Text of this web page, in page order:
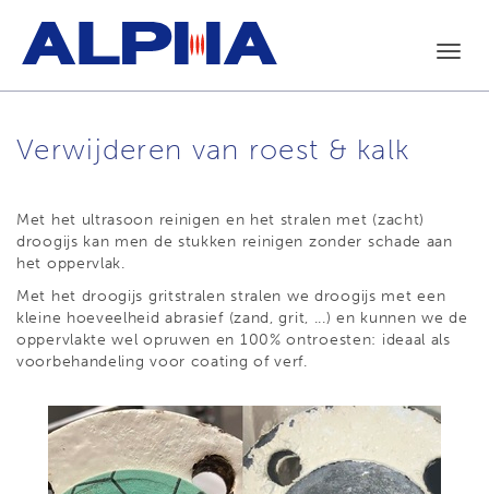
Verwijderen van roest & kalk
Met het ultrasoon reinigen en het stralen met (zacht)
droogijs kan men de stukken reinigen zonder schade aan
het oppervlak.
Met het droogijs gritstralen stralen we droogijs met een
kleine hoeveelheid abrasief (zand, grit, ...) en kunnen we de
oppervlakte wel opruwen en 100% ontroesten: ideaal als
voorbehandeling voor coating of verf.